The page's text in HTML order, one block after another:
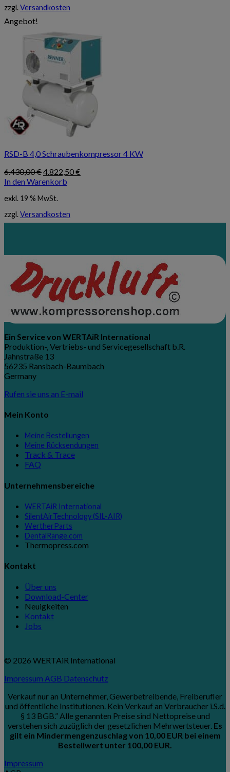
zzgl.Versandkosten
Angebot!
RSD-B 4,0 Schraubenkompressor 4 KW
6.430,00€Ursprünglicher
Preis
6.430,00 €
4.822,50€
In den Warenkorb
exkl. 19 % MwSt.
zzgl.Versandkosten
Ein Service von WERTAiR International
Produktion-, Vertriebs- und Servicegesellschaft b.R.
Jahnstraße 13
56235 Ransbach-Baumbach
Germany
Rufen sie uns an E-mail
Mein Konto
Meine Bestellungen
Meine Rücksendungen
Track & Trace
FAQ
Unternehmensbereiche
WERTAiR International
SilentAirTechnology (SIL-AIR)
WertherParts
DentalRange.com
Thermopress.com
Kontakt
Über uns
Download-Center
Neuigkeiten
Kontakt
Jobs
© 2026 WERTAiR International
Impressum AGB Datenschutz
Verkauf nur an Unternehmer, Gewerbetreibende, Freiberufler
und öffentliche Institutionen. Kein Verkauf an Verbraucher i.S.d.
§ 13 BGB.” Alle genannten Preise sind Nettopreise und
verstehen sich zuzüglich der gesetzlichen Mehrwertsteuer. Es
gilt ein Mindermengenzuschlag von 10,00 EUR bei einem
Bestellwert unter 100,00 EUR.
Impressum